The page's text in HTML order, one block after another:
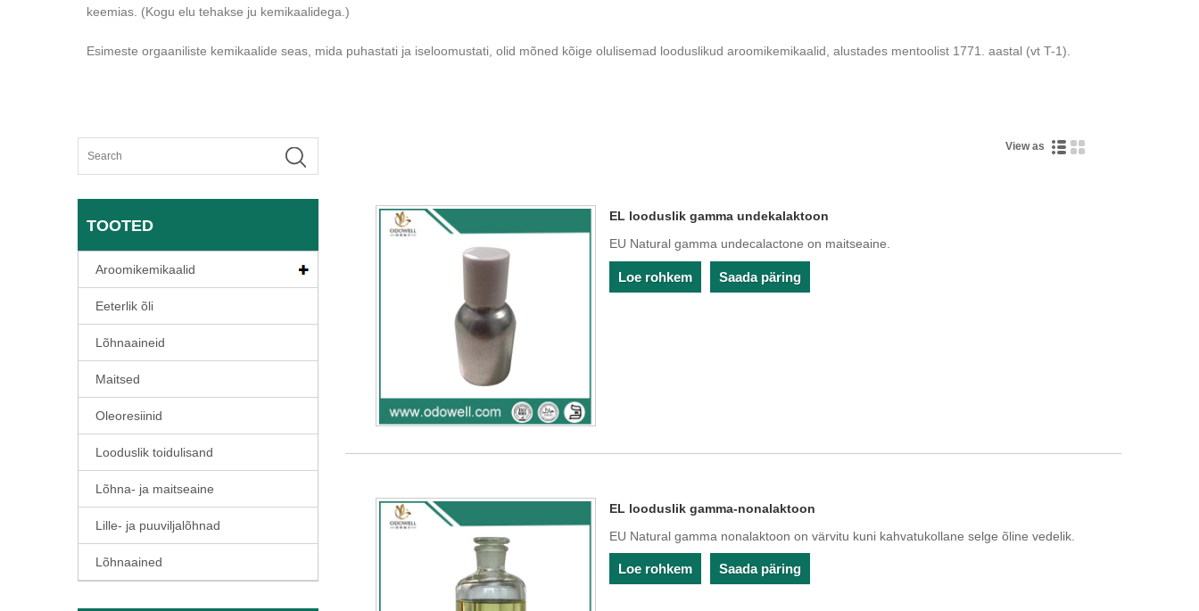
keemias. (Kogu elu tehakse ju kemikaalidega.)
Esimeste orgaaniliste kemikaalide seas, mida puhastati ja iseloomustati, olid mõned kõige olulisemad looduslikud aroomikemikaalid, alustades mentoolist 1771. aastal (vt T-1).
TOOTED
Aroomikemikaalid
Eeterlik õli
Lõhnaaineid
Maitsed
Oleoresiinid
Looduslik toidulisand
Lõhna- ja maitseaine
Lille- ja puuviljalõhnad
Lõhnaained
View as
EL looduslik gamma undekalaktoon
EU Natural gamma undecalactone on maitseaine.
Loe rohkem Saada päring
EL looduslik gamma-nonalaktoon
EU Natural gamma nonalaktoon on värvitu kuni kahvatukollane selge õline vedelik.
Loe rohkem Saada päring